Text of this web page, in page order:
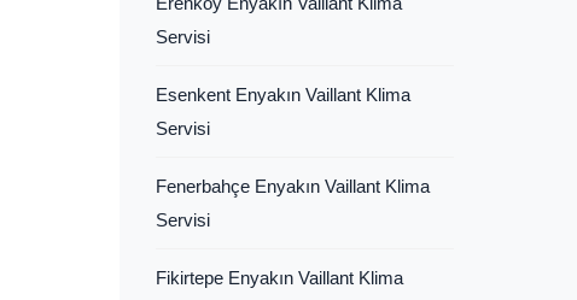
Servisi
Esenkent Enyakın Vaillant Klima
Servisi
Fenerbahçe Enyakın Vaillant Klima
Servisi
Fikirtepe Enyakın Vaillant Klima